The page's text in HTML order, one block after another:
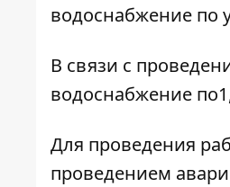
водоснабжение по
В связи с
водоснабжение
Для проведения
проведением